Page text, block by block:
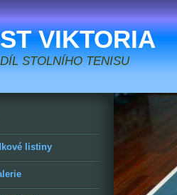
VIKTORIA
STOLNÍHO TENISU
listiny